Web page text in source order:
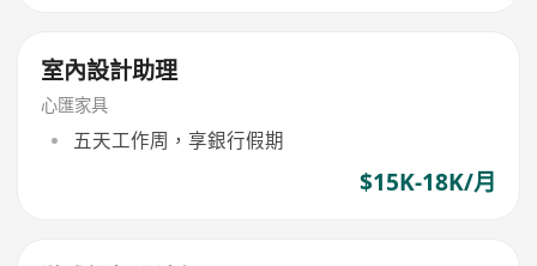
室內設計助理
心匯家具
五天工作周，享銀行假期
$15K-18K/月